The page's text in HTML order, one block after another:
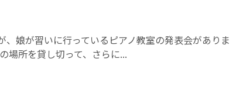
、娘が習いに行っているピアノ教室の発表会がありま
場所を貸し切って、さらに...